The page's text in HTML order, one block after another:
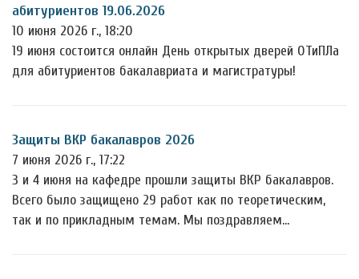
абитуриентов 19.06.2026
10 июня 2026 г., 18:20
19 июня состоится онлайн День открытых дверей ОТиПЛа
для абитуриентов бакалавриата и магистратуры!
Защиты ВКР бакалавров 2026
7 июня 2026 г., 17:22
3 и 4 июня на кафедре прошли защиты ВКР бакалавров.
Всего было защищено 29 работ как по теоретическим,
так и по прикладным темам. Мы поздравляем…